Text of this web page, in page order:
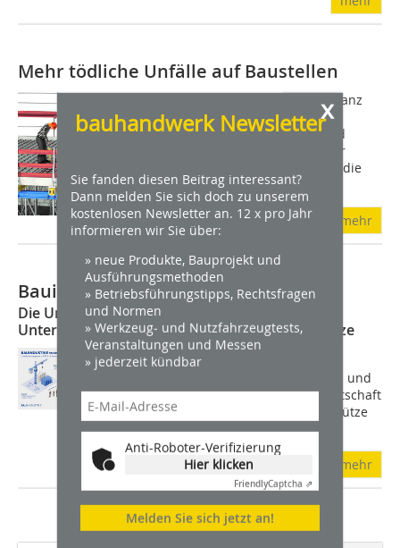
x
bauhandwerk Newsletter
Sie fanden diesen Beitrag interessant?
Dann melden Sie sich doch zu unserem
kostenlosen Newsletter an. 12 x pro Jahr
informieren wir Sie über:
» neue Produkte, Bauprojekt und
Ausführungsmethoden
» Betriebsführungstipps, Rechtsfragen
und Normen
» Werkzeug- und Nutzfahrzeugtests,
Veranstaltungen und Messen
» jederzeit kündbar
Anti-Roboter-Verifizierung
Hier klicken
FriendlyCaptcha ⇗
Melden Sie sich jetzt an!
Mehr tödliche Unfälle auf Baustellen
Von Michaela Podschun Die Unfall-Bilanz
der Berufsgenossenschaft der
Bauwirtschaft (BG Bau) zeigt Licht und
Schatten: Im Jahr 2020 gab es weniger
Arbeitsunfälle als 2019. Allerdings ist die
Zahl der...
mehr
Bauindustrie trotzt der Corona-Krise
Die Umsätze steigen um 5,9 Prozent und die
Unternehmen schaffen 22.500 neue Arbeitsplätze
Die Bauunternehmen haben es 2020
geschafft, der Corona-Krise zu trotzen und
ihre Umsätze zu erhöhen. Die Bauwirtschaft
erweist sich damit einmal mehr als Stütze
der Gesamtwirtschaft. Geholfen hat...
mehr